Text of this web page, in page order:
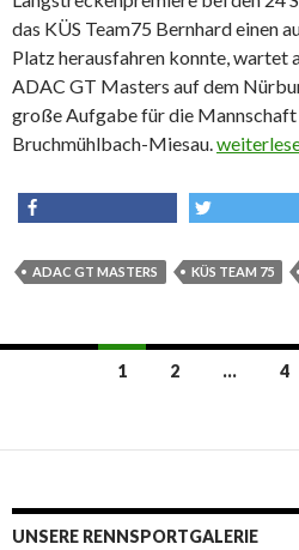
das KÜS Team75 Bernhard einen
Platz herausfahren konnte, wartet
ADAC GT Masters auf dem
große Aufgabe für die Mannschaft
Bruchmühlbach-Miesau.KÜS
ADAC GT MASTERS KÜS TEAM 75
Navigation
1 2 … 4
UNSERE RENNSPORTGALERIE